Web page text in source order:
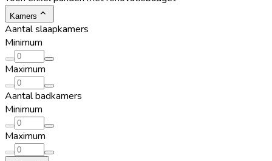
Kamers
Aantal slaapkamers
Minimum
Maximum
Aantal badkamers
Minimum
Maximum